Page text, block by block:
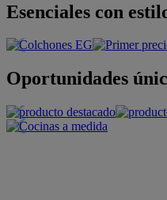
Esenciales con
Oportunidades